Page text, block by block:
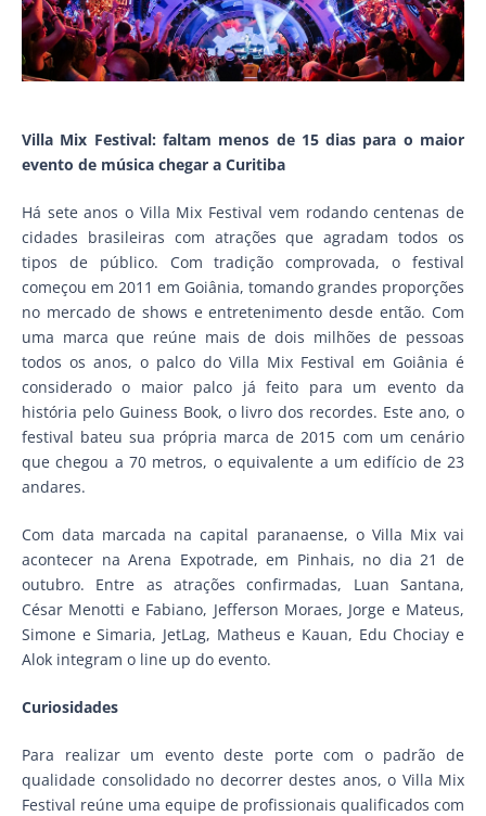
Villa Mix Festival: faltam menos de 15 dias para o maior
evento de música chegar a Curitiba
Há sete anos o Villa Mix Festival vem rodando centenas de
cidades brasileiras com atrações que agradam todos os
tipos de público. Com tradição comprovada, o festival
começou em 2011 em Goiânia, tomando grandes proporções
no mercado de shows e entretenimento desde então. Com
uma marca que reúne mais de dois milhões de pessoas
todos os anos, o palco do Villa Mix Festival em Goiânia é
considerado o maior palco já feito para um evento da
história pelo Guiness Book, o livro dos recordes. Este ano, o
festival bateu sua própria marca de 2015 com um cenário
que chegou a 70 metros, o equivalente a um edifício de 23
andares.
Com data marcada na capital paranaense, o Villa Mix vai
acontecer na Arena Expotrade, em Pinhais, no dia 21 de
outubro. Entre as atrações confirmadas, Luan Santana,
César Menotti e Fabiano, Jefferson Moraes, Jorge e Mateus,
Simone e Simaria, JetLag, Matheus e Kauan, Edu Chociay e
Alok integram o line up do evento.
Curiosidades
Para realizar um evento deste porte com o padrão de
qualidade consolidado no decorrer destes anos, o Villa Mix
Festival reúne uma equipe de profissionais qualificados com